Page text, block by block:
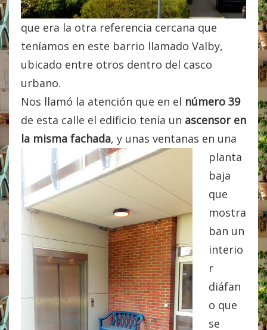
que era la otra referencia cercana que
teníamos en este barrio llamado Valby,
ubicado entre otros dentro del casco
urbano.
Nos llamó la atención que en el número 39
de esta calle el edificio tenía un ascensor en
la misma fachada, y unas ventanas en una
planta
baja
que
mostra
ban un
interio
r
diáfan
o que
se